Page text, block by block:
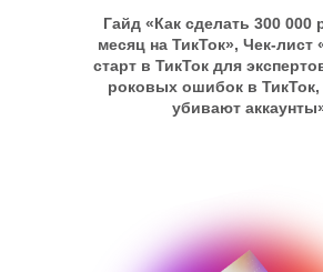
Гайд «Как сделать 300 000
месяц на ТикТок», Чек-
старт в ТикТок для
роковых ошибок в
убивают